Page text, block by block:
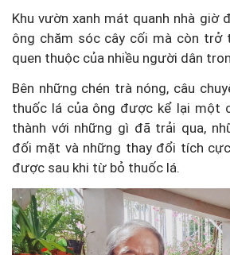
Khu vườn xanh mát quanh nhà giờ
ông chăm sóc cây cối mà còn trở
quen thuộc của nhiều người dân
Bên những chén trà nóng, câu
thuốc lá của ông được kể lại một
thành với những gì đã trải qua,
đối mặt và những thay đổi tích
được sau khi từ bỏ thuốc lá.